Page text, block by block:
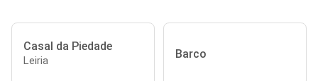
Casal da Piedade
Leiria Barco